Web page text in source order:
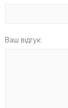
Ваш відгук: